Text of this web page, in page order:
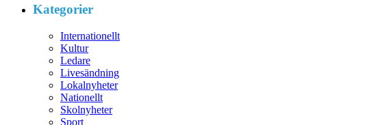
Kategorier
Internationellt
Kultur
Ledare
Livesändning
Lokalnyheter
Nationellt
Skolnyheter
Sport